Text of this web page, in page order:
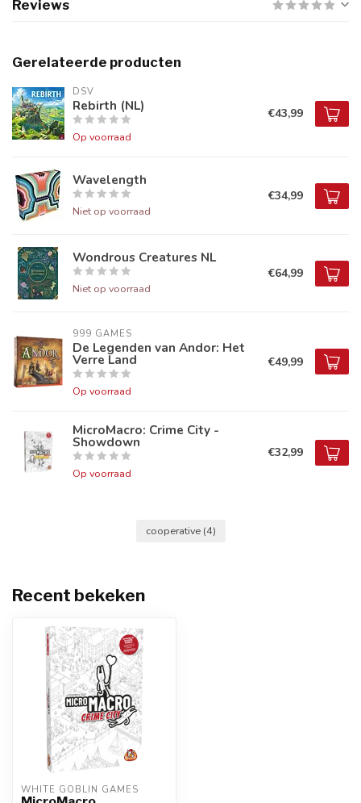
Reviews
Gerelateerde producten
DSV
Rebirth (NL)
Op voorraad
€43,99
Wavelength
Niet op voorraad
€34,99
Wondrous Creatures NL
Niet op voorraad
€64,99
999 GAMES
De Legenden van Andor: Het
Verre Land
Op voorraad
€49,99
MicroMacro: Crime City -
Showdown
Op voorraad
€32,99
cooperative (4)
Recent bekeken
WHITE GOBLIN GAMES